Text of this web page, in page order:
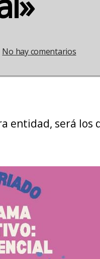
No hay comentariosen
»
visual»
será los